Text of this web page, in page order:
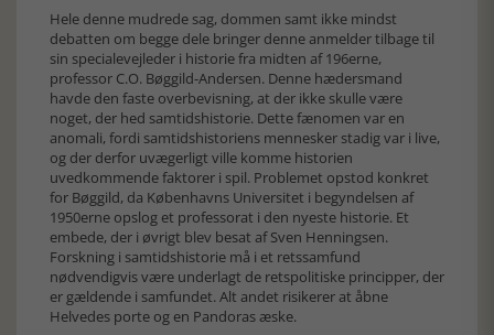
Hele denne mudrede sag, dommen samt ikke mindst
debatten om begge dele bringer denne anmelder tilbage til
sin specialevejleder i historie fra midten af 196erne,
professor C.O. Bøggild-Andersen. Denne hædersmand
havde den faste overbevisning, at der ikke skulle være
noget, der hed samtidshistorie. Dette fænomen var en
anomali, fordi samtidshistoriens mennesker stadig var i live,
og der derfor uvægerligt ville komme historien
uvedkommende faktorer i spil. Problemet opstod konkret
for Bøggild, da Københavns Universitet i begyndelsen af
1950erne opslog et professorat i den nyeste historie. Et
embede, der i øvrigt blev besat af Sven Henningsen.
Forskning i samtidshistorie må i et retssamfund
nødvendigvis være underlagt de retspolitiske principper, der
er gældende i samfundet. Alt andet risikerer at åbne
Helvedes porte og en Pandoras æske.